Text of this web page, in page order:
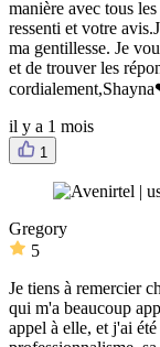
manière avec tous
ressenti et votre
ma gentillesse. Je
et de trouver les
il y a 1 mois
1
Gregory
5
Je tiens à remercier
qui m'a beaucoup
appel à elle, et j'ai